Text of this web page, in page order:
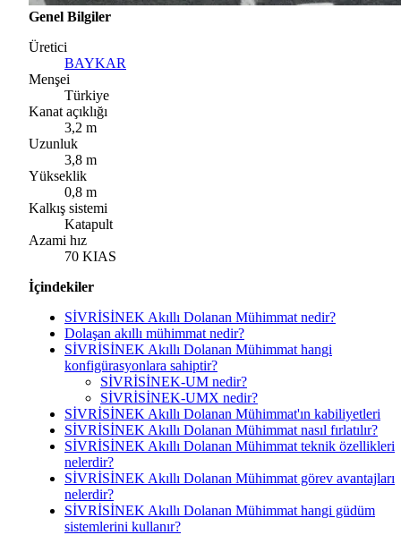
Genel Bilgiler
Üretici
BAYKAR
Menşei
Türkiye
Kanat açıklığı
3,2 m
Uzunluk
3,8 m
Yükseklik
0,8 m
Kalkış sistemi
Katapult
Azami hız
70 KIAS
İçindekiler
SİVRİSİNEK Akıllı Dolanan Mühimmat nedir?
Dolaşan akıllı mühimmat nedir?
SİVRİSİNEK Akıllı Dolanan Mühimmat hangi
konfigürasyonlara sahiptir?
SİVRİSİNEK-UM nedir?
SİVRİSİNEK-UMX nedir?
SİVRİSİNEK Akıllı Dolanan Mühimmat'ın kabiliyetleri
SİVRİSİNEK Akıllı Dolanan Mühimmat nasıl fırlatılır?
SİVRİSİNEK Akıllı Dolanan Mühimmat teknik özellikleri
nelerdir?
SİVRİSİNEK Akıllı Dolanan Mühimmat görev avantajları
nelerdir?
SİVRİSİNEK Akıllı Dolanan Mühimmat hangi güdüm
sistemlerini kullanır?